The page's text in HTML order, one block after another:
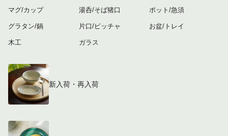
マグ/カップ
グラタン/鍋
木工
湯呑/そば猪口
片口/ピッチャ
ガラス
ポット/急須
お盆/トレイ
新入荷・再入荷